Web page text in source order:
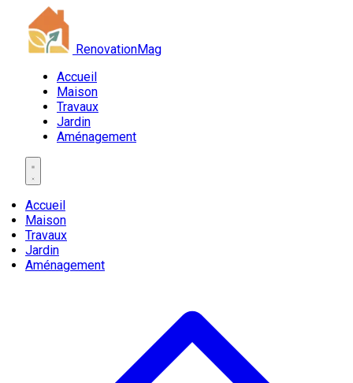
RenovationMag
Accueil
Maison
Travaux
Jardin
Aménagement
Accueil
Maison
Travaux
Jardin
Aménagement